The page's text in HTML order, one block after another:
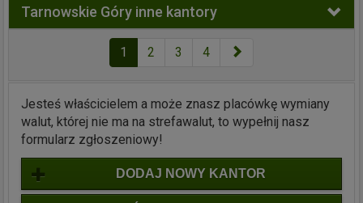
Tarnowskie Góry inne kantory
1 2 3 4
Jesteś właścicielem a może znasz placówkę wymiany
walut, której nie ma na strefawalut, to wypełnij nasz
formularz zgłoszeniowy!
DODAJ NOWY KANTOR